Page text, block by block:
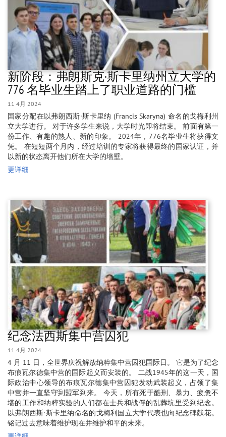
新阶段：弗朗斯克·斯卡里纳州立大学的
776 名毕业生踏上了职业道路的门槛
11 4月 2024
国家分配在以弗朗西斯·斯卡里纳 (Francis Skaryna) 命名的戈梅利州
立大学进行。 对于许多学生来说，大学时光即将结束。 前面有第一
份工作、有趣的熟人、新的印象。 2024年，776名毕业生将获得文
凭。 在短短两个月内，经过培训的专家将获得最终的国家认证，并
以新的状态离开他们所在大学的墙壁。
更详细
纪念法西斯集中营囚犯
11 4月 2024
4 月 11 日，全世界庆祝解放纳粹集中营囚犯国际日。 它是为了纪念
布痕瓦尔德集中营的国际起义而安装的。 二战1945年的这一天，国
际政治中心领导的布痕瓦尔德集中营囚犯发动武装起义，占领了集
中营并一直坚守到盟军到来。 今天，所有死于酷刑、暴力、疲惫不
堪的工作和纳粹实验的人们都在士兵和战俘的乱葬坑里受到纪念。
以弗朗西斯·斯卡里纳命名的戈梅利国立大学代表也向纪念碑献花。
铭记过去意味着维护现在并维护和平的未来。